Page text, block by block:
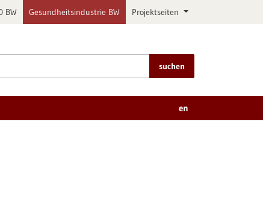
BW Gesundheitsindustrie BW Projektseiten
suchen
en